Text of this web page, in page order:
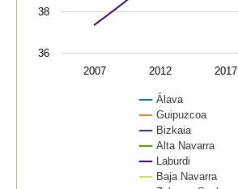
Álava
Guipuzcoa
Bizkaia
Alta Navarra
Laburdi
Baja Navarra
2007 2012 2017
36
38